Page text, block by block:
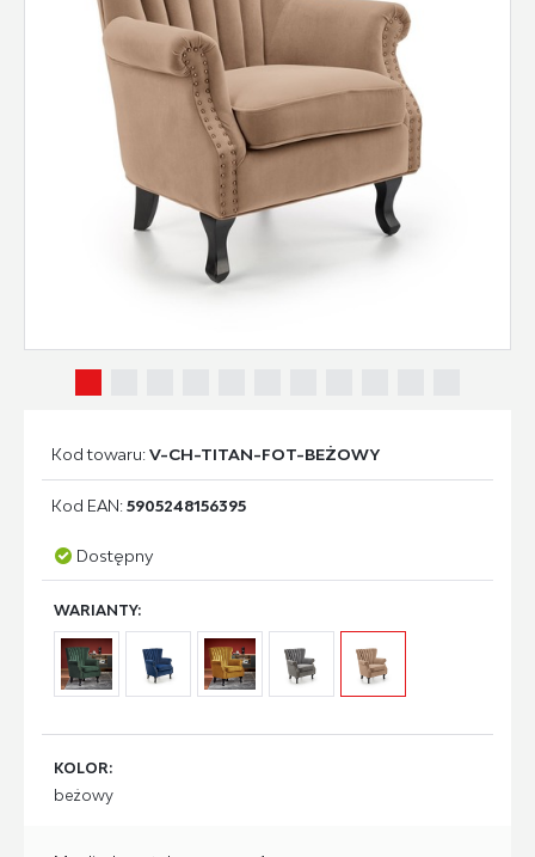
Kod towaru:V-CH-TITAN-FOT-BEŻOWY
Kod EAN:5905248156395
Dostępny
WARIANTY:
KOLOR:
beżowy